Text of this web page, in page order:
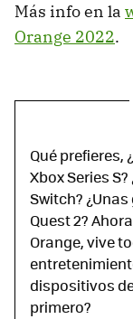
Más info en la
Orange 2022.
Qué prefieres,
Xbox Series
Switch?
Quest 2?
Orange, vive
dispositivos
primero?